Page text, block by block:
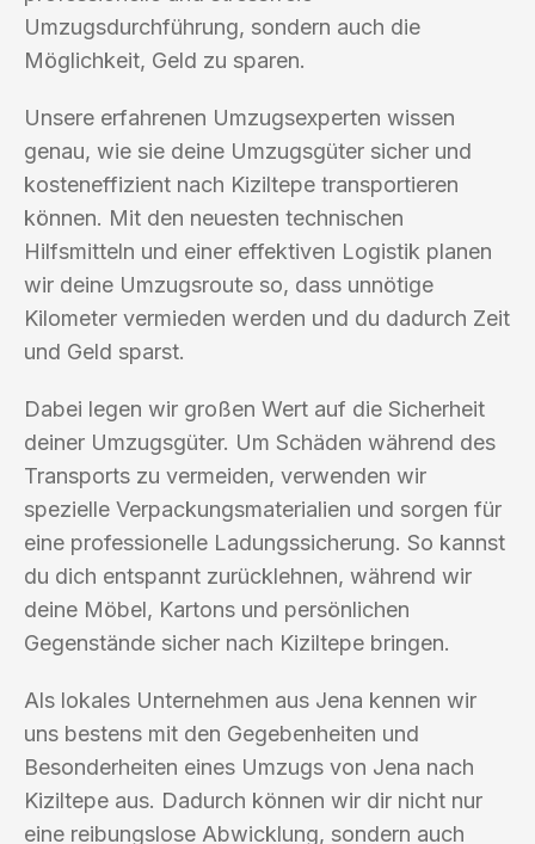
Umzugsdurchführung, sondern auch die
Möglichkeit, Geld zu sparen.
Unsere erfahrenen Umzugsexperten wissen
genau, wie sie deine Umzugsgüter sicher und
kosteneffizient nach Kiziltepe transportieren
können. Mit den neuesten technischen
Hilfsmitteln und einer effektiven Logistik planen
wir deine Umzugsroute so, dass unnötige
Kilometer vermieden werden und du dadurch Zeit
und Geld sparst.
Dabei legen wir großen Wert auf die Sicherheit
deiner Umzugsgüter. Um Schäden während des
Transports zu vermeiden, verwenden wir
spezielle Verpackungsmaterialien und sorgen für
eine professionelle Ladungssicherung. So kannst
du dich entspannt zurücklehnen, während wir
deine Möbel, Kartons und persönlichen
Gegenstände sicher nach Kiziltepe bringen.
Als lokales Unternehmen aus Jena kennen wir
uns bestens mit den Gegebenheiten und
Besonderheiten eines Umzugs von Jena nach
Kiziltepe aus. Dadurch können wir dir nicht nur
eine reibungslose Abwicklung, sondern auch